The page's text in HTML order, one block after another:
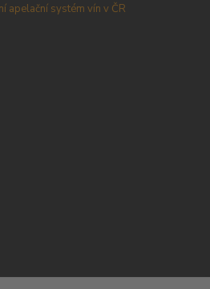
apelační systém vín v ČR